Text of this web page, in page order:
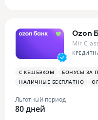
Ozon
Mir
С КЕШБЭКОМ БОНУСЫ ЗА
НАЛИЧНЫЕ БЕСПЛАТНО
Льготный период
80 дней